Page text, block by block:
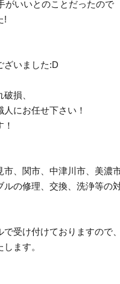
いいとのことだったので
!
ざいました:D
損、
にお任せ下さい！
、関市、中津川市、美濃
の修理、交換、洗浄等の
受け付けておりますので、
ます。